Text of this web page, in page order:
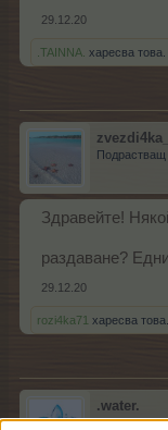
29.12.20
.TAINNA. харесва това.
Подрастващ
Здравейте!
раздаване?
29.12.20
rozi4ka71 харесва това.
.water.
Обсебен